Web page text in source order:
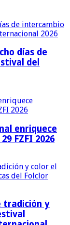
días de
del
enriquece
FZFI 2026
tradición y